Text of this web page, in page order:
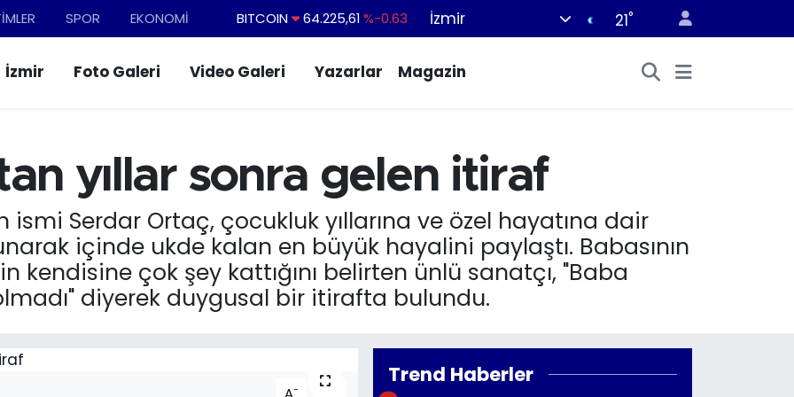
SPOR EKONOMİ BITCOIN 64.225,61 %-0.63
EURO
55,0406 %-0.08
BİST100
13.799 %70
İzmir 21°
İzmir Foto Galeri Video Galeri Yazarlar Magazin
yıllar sonra gelen itiraf
ismi Serdar Ortaç, çocukluk yıllarına ve özel hayatına dair
içinde ukde kalan en büyük hayalini paylaştı. Babasının
çok şey kattığını belirten ünlü sanatçı, "Baba
diyerek duygusal bir itirafta bulundu.
A- A
Trend Haberler